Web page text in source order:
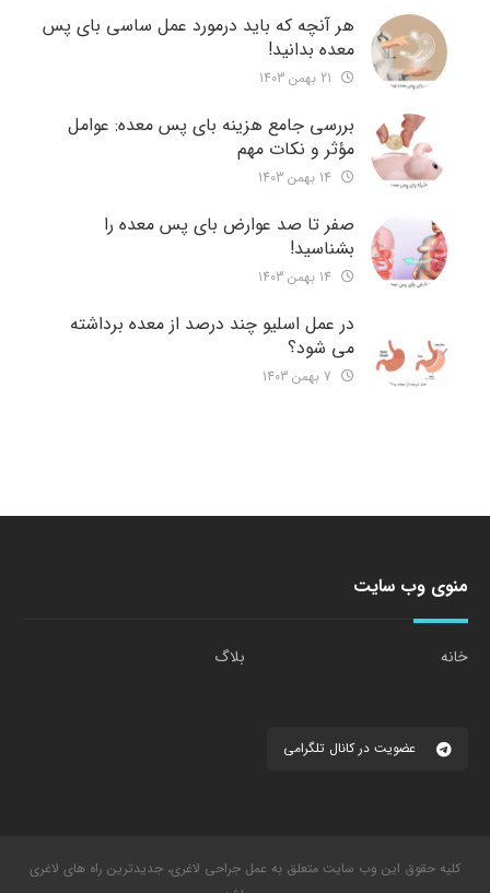
هر آنچه که باید درمورد عمل ساسی بای پس
معده بدانید!
بررسی جامع هزینه‌ بای پس معده: عوامل
مؤثر و نکات مهم
صفر تا صد عوارض بای پس معده را
بشناسید!
در عمل اسلیو چند درصد از معده برداشته
می شود؟
منوی وب سایت
خانه بلاگ
عضویت در کانال تلگرامی
کلیه حقوق این وب سایت متعلق به عمل جراحی لاغری، جدیدترین راه های لاغری